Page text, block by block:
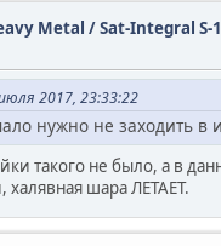
Metal / Sat-Integral S-
2017, 23:33:22
нужно не заходить в
такого не было, а в
халявная шара ЛЕТАЕТ.